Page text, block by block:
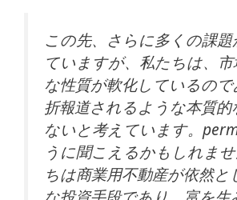
この先、さらに多くの課
ていますが、私たちは、
な性質が軟化しているの
折報道されるような本質
ないと考えています。
うに聞こえるかもしれま
ちは商業用不動産が依然と